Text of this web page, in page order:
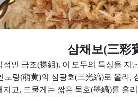
삼채보(三彩
인 금조(襟組), 이 모두의 특징을
노랑(萌黄)의 삼광호(三光縞)로 올라,
고, 드물게는 짧은 묵호(墨縞)를 흘